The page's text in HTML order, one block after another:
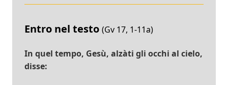
Entro nel testo (Gv 17, 1-11a)
In quel tempo, Gesù, alzàti gli occhi al cielo,
disse: